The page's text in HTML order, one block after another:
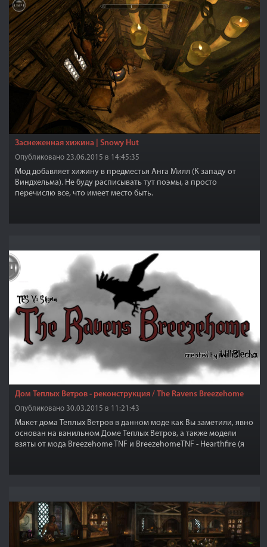
Заснеженная хижина | Snowy Hut
Опубликовано 23.06.2015 в 14:45:35
Мод добавляет хижину в предместья Анга Милл (К западу от
Виндхельма). Не буду расписывать тут поэмы, а просто
перечислю все, что имеет место быть.
Дом Теплых Ветров - реконструкция / The Ravens Breezehome
Опубликовано 30.03.2015 в 11:21:43
Макет дома Теплых Ветров в данном моде как Вы заметили, явно
основан на ванильном Доме Теплых Ветров, а также модели
взяты от мода Breezehome TNF и BreezehomeTNF - Hearthfire (я